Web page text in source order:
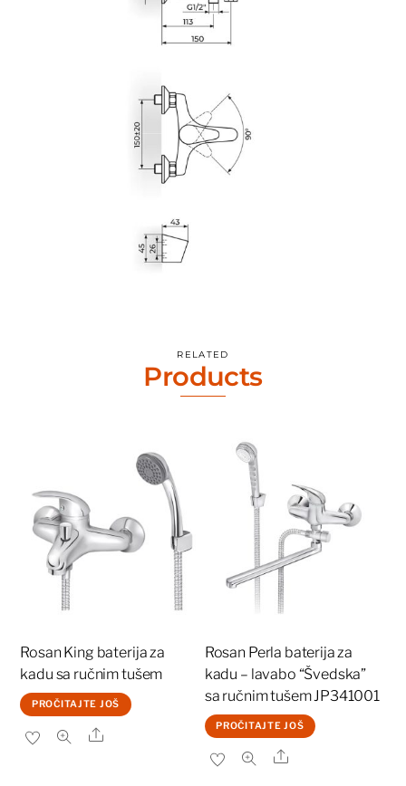
RELATED
Products
Rosan King baterija za
kadu sa ručnim tušem
PROČITAJTE JOŠ
Share
Rosan Perla baterija za
kadu – lavabo “Švedska”
sa ručnim tušem JP341001
PROČITAJTE JOŠ
Share